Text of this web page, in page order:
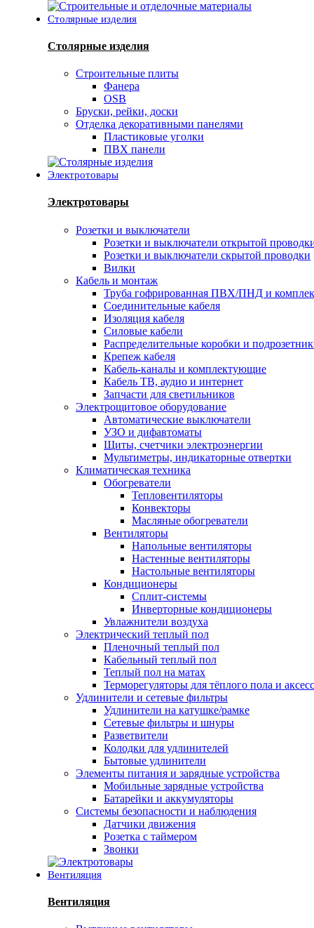
Столярные изделия
Столярные изделия
Строительные плиты
Фанера
OSB
Бруски, рейки, доски
Отделка декоративными панелями
Пластиковые уголки
ПВХ панели
Электротовары
Электротовары
Розетки и выключатели
Розетки и выключатели открытой
Розетки и выключатели скрытой проводки
Вилки
Кабель и монтаж
Труба гофрированная ПВХ/ПНД и
Соединительные кабеля
Изоляция кабеля
Силовые кабели
Распределительные коробки и
Крепеж кабеля
Кабель-каналы и комплектующие
Кабель ТВ, аудио и интернет
Запчасти для светильников
Электрощитовое оборудование
Автоматические выключатели
УЗО и дифавтоматы
Щиты, счетчики электроэнергии
Мультиметры, индикаторные отвертки
Климатическая техника
Обогреватели
Тепловентиляторы
Конвекторы
Масляные обогреватели
Вентиляторы
Напольные вентиляторы
Настенные вентиляторы
Настольные вентиляторы
Кондиционеры
Сплит-системы
Инверторные кондиционеры
Увлажнители воздуха
Электрический теплый пол
Пленочный теплый пол
Кабельный теплый пол
Теплый пол на матах
Терморегуляторы для тёплого пола и
Удлинители и сетевые фильтры
Удлинители на катушке/рамке
Сетевые фильтры и шнуры
Разветвители
Колодки для удлинителей
Бытовые удлинители
Элементы питания и зарядные устройства
Мобильные зарядные устройства
Батарейки и аккумуляторы
Системы безопасности и наблюдения
Датчики движения
Розетка с таймером
Звонки
Вентиляция
Вентиляция